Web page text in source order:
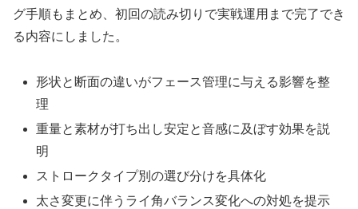
グ手順もまとめ、初回の読み切りで実戦運用まで完了でき
る内容にしました。
形状と断面の違いがフェース管理に与える影響を整
理
重量と素材が打ち出し安定と音感に及ぼす効果を説
明
ストロークタイプ別の選び分けを具体化
太さ変更に伴うライ角バランス変化への対処を提示